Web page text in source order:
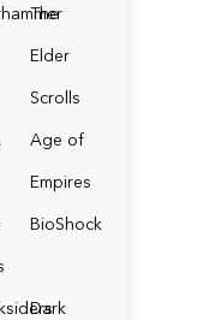
The
Elder
Scrolls
Age of
Empires
BioShock
Dark